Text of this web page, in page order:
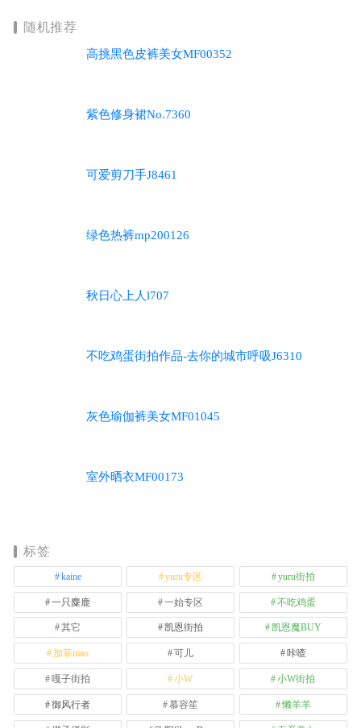
随机推荐
高挑黑色皮裤美女MF00352
紫色修身裙No.7360
可爱剪刀手J8461
绿色热裤mp200126
秋日心上人l707
不吃鸡蛋街拍作品-去你的城市呼吸J6310
灰色瑜伽裤美女MF01045
室外晒衣MF00173
标签
kaine yuru专区 yuru街拍
一只麋鹿 一始专区 不吃鸡蛋
其它 凯恩街拍 凯恩魔BUY
加菲mao 可儿 咔喳
嘎子街拍 小W 小W街拍
御风行者 慕容笙 懒羊羊